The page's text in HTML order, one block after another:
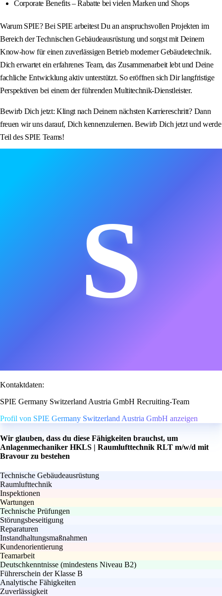
Corporate Benefits – Rabatte bei vielen Marken und Shops
Warum SPIE? Bei SPIE arbeitest Du an anspruchsvollen Projekten im
Bereich der Technischen Gebäudeausrüstung und sorgst mit Deinem
Know-how für einen zuverlässigen Betrieb moderner Gebäudetechnik.
Dich erwartet ein erfahrenes Team, das Zusammenarbeit lebt und Deine
fachliche Entwicklung aktiv unterstützt. So eröffnen sich Dir langfristige
Perspektiven bei einem der führenden Multitechnik-Dienstleister.
Bewirb Dich jetzt: Klingt nach Deinem nächsten Karriereschritt? Dann
freuen wir uns darauf, Dich kennenzulernen. Bewirb Dich jetzt und werde
Teil des SPIE Teams!
S
Kontaktdaten:
SPIE Germany Switzerland Austria GmbH Recruiting-Team
Profil von SPIE Germany Switzerland Austria GmbH anzeigen
Wir glauben, dass du diese Fähigkeiten brauchst, um
Anlagenmechaniker HKLS | Raumlufttechnik RLT m/w/d mit
Bravour zu bestehen
Technische Gebäudeausrüstung
Raumlufttechnik
Inspektionen
Wartungen
Technische Prüfungen
Störungsbeseitigung
Reparaturen
Instandhaltungsmaßnahmen
Kundenorientierung
Teamarbeit
Deutschkenntnisse (mindestens Niveau B2)
Führerschein der Klasse B
Analytische Fähigkeiten
Zuverlässigkeit